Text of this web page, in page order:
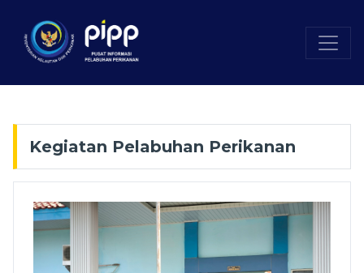
Kegiatan Pelabuhan Perikanan